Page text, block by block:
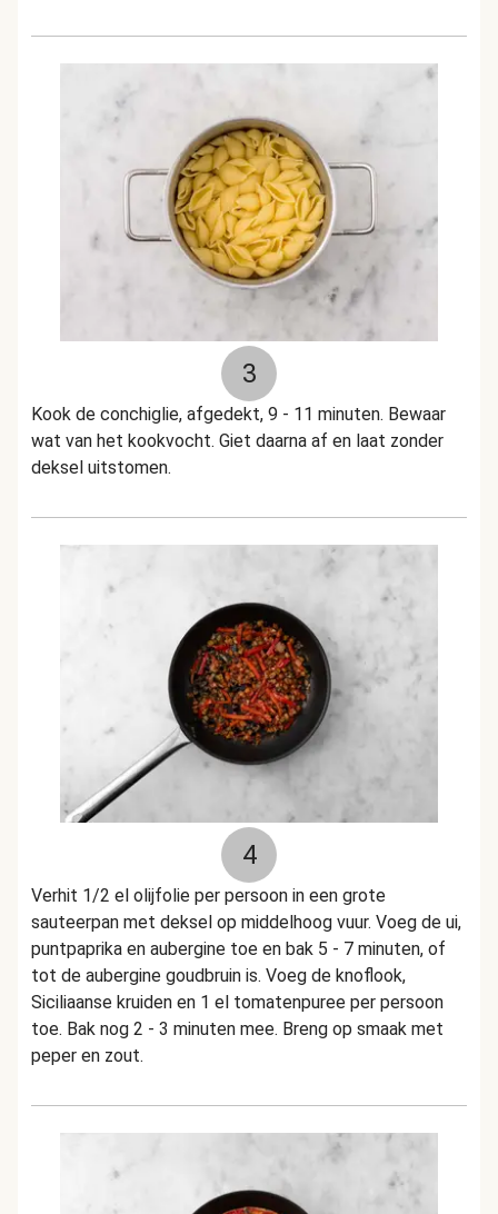
3
Kook de conchiglie, afgedekt, 9 - 11 minuten. Bewaar
wat van het kookvocht. Giet daarna af en laat zonder
deksel uitstomen.
4
Verhit 1/2 el olijfolie per persoon in een grote
sauteerpan met deksel op middelhoog vuur. Voeg de ui,
puntpaprika en aubergine toe en bak 5 - 7 minuten, of
tot de aubergine goudbruin is. Voeg de knoflook,
Siciliaanse kruiden en 1 el tomatenpuree per persoon
toe. Bak nog 2 - 3 minuten mee. Breng op smaak met
peper en zout.